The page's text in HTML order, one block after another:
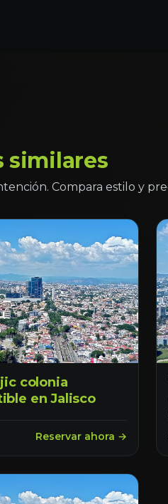
similares
Compara estilo y
colonia
en Jalisco
Reservar ahora →